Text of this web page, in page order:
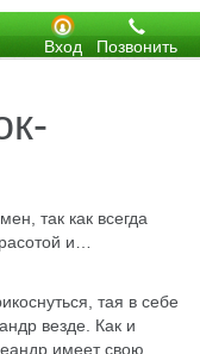
Позвонить
Вход
так как всегда
и…
тая в себе
везде. Как и
имеет свою